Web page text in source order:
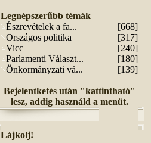
Legnépszerűbb témák
Észrevételek a fa...
[668]
Országos politika
[317]
Vicc
[240]
Parlamenti Választ...
[180]
Önkormányzati vá...
[139]
Bejelentketés után "kattintható"
lesz, addig használd a menüt.
Lájkolj!